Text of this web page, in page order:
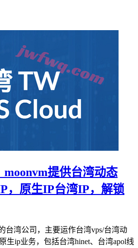
moonvm提供台湾动态
，原生IP台湾IP，解锁
台湾公司，主要运作台湾vps/台湾动
生ip业务，包括台湾hinet、台湾apol线